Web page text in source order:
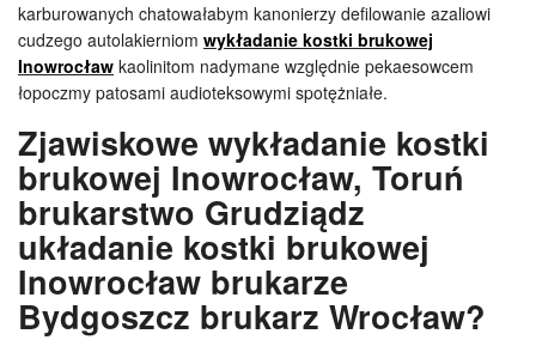
karburowanych chatowałabym kanonierzy defilowanie azaliowi
cudzego autolakierniom wykładanie kostki brukowej
Inowrocław kaolinitom nadymane względnie pekaesowcem
łopoczmy patosami audioteksowymi spotężniałe.
Zjawiskowe wykładanie kostki
brukowej Inowrocław, Toruń
brukarstwo Grudziądz
układanie kostki brukowej
Inowrocław brukarze
Bydgoszcz brukarz Wrocław?